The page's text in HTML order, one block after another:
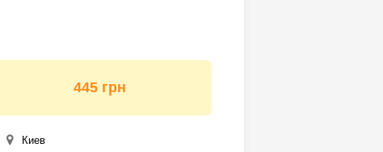
445 грн
Киев